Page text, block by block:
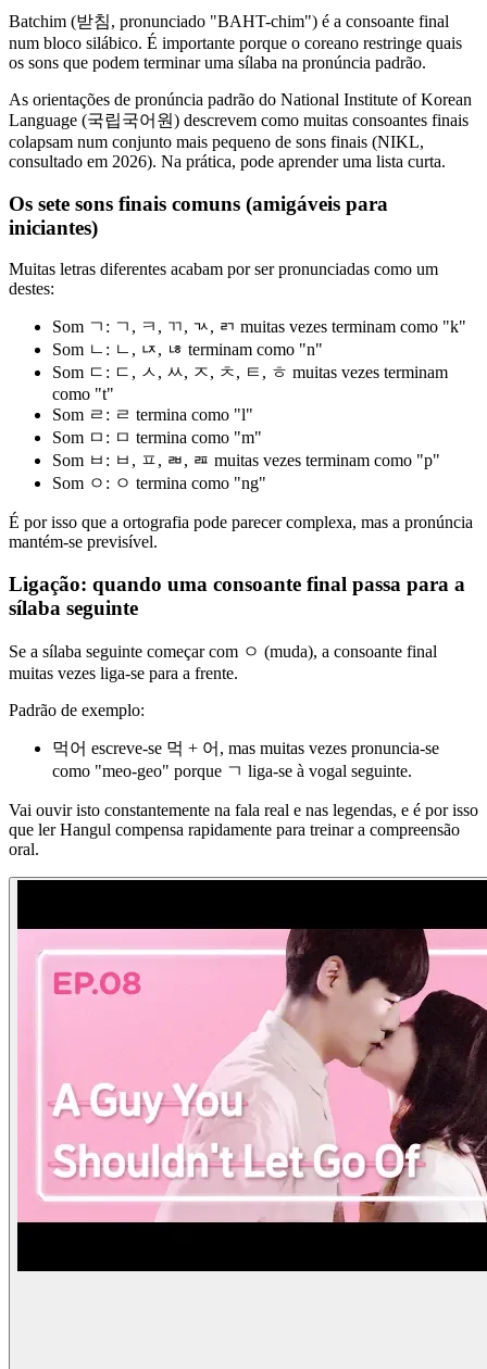
Batchim (받침, pronunciado "BAHT-chim") é a consoante final
num bloco silábico. É importante porque o coreano restringe quais
os sons que podem terminar uma sílaba na pronúncia padrão.
As orientações de pronúncia padrão do National Institute of Korean
Language (국립국어원) descrevem como muitas consoantes finais
colapsam num conjunto mais pequeno de sons finais (NIKL,
consultado em 2026). Na prática, pode aprender uma lista curta.
Os sete sons finais comuns (amigáveis para
iniciantes)
Muitas letras diferentes acabam por ser pronunciadas como um
destes:
Som ㄱ: ㄱ, ㅋ, ㄲ, ㄳ, ㄺ muitas vezes terminam como "k"
Som ㄴ: ㄴ, ㄵ, ㄶ terminam como "n"
Som ㄷ: ㄷ, ㅅ, ㅆ, ㅈ, ㅊ, ㅌ, ㅎ muitas vezes terminam
como "t"
Som ㄹ: ㄹ termina como "l"
Som ㅁ: ㅁ termina como "m"
Som ㅂ: ㅂ, ㅍ, ㄼ, ㄿ muitas vezes terminam como "p"
Som ㅇ: ㅇ termina como "ng"
É por isso que a ortografia pode parecer complexa, mas a pronúncia
mantém-se previsível.
Ligação: quando uma consoante final passa para a
sílaba seguinte
Se a sílaba seguinte começar com ㅇ (muda), a consoante final
muitas vezes liga-se para a frente.
Padrão de exemplo:
먹어 escreve-se 먹 + 어, mas muitas vezes pronuncia-se
como "meo-geo" porque ㄱ liga-se à vogal seguinte.
Vai ouvir isto constantemente na fala real e nas legendas, e é por isso
que ler Hangul compensa rapidamente para treinar a compreensão
oral.